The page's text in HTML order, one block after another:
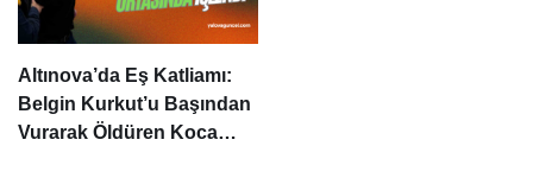
Altınova’da Eş Katliamı:
Belgin Kurkut’u Başından
Vurarak Öldüren Koca